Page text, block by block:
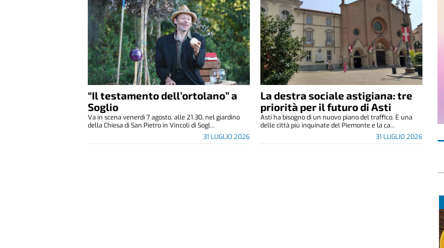
“Il testamento dell’ortolano” a
Soglio
31 LUGLIO 2026
Va in scena venerdì 7 agosto, alle 21.30, nel giardino
della Chiesa di San Pietro in Vincoli di Sogl...
La destra sociale astigiana: tre
priorità per il futuro di Asti
31 LUGLIO 2026
Asti ha bisogno di un nuovo piano del traffico. È una
delle città più inquinate del Piemonte e la ca...